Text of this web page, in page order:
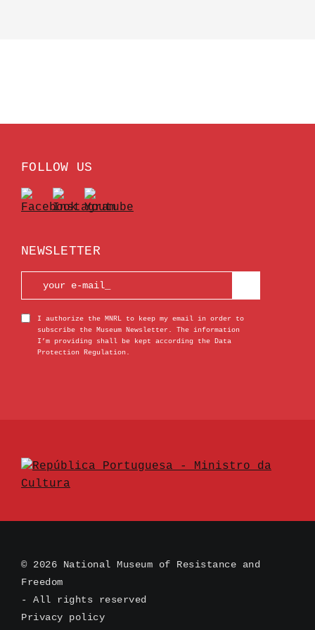
FOLLOW US
NEWSLETTER
I authorize the MNRL to keep my email in order to
subscribe the Museum Newsletter. The information
I’m providing shall be kept according the Data
Protection Regulation.
© 2026 National Museum of Resistance and
Freedom
- All rights reserved
Privacy policy